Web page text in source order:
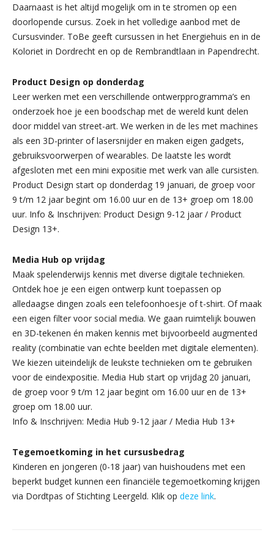
Daarnaast is het altijd mogelijk om in te stromen op een
doorlopende cursus. Zoek in het volledige aanbod met de
Cursusvinder. ToBe geeft cursussen in het Energiehuis en in de
Koloriet in Dordrecht en op de Rembrandtlaan in Papendrecht.
Product Design op donderdag
Leer werken met een verschillende ontwerpprogramma’s en
onderzoek hoe je een boodschap met de wereld kunt delen
door middel van street-art. We werken in de les met machines
als een 3D-printer of lasersnijder en maken eigen gadgets,
gebruiksvoorwerpen of wearables. De laatste les wordt
afgesloten met een mini expositie met werk van alle cursisten.
Product Design start op donderdag 19 januari, de groep voor
9 t/m 12 jaar begint om 16.00 uur en de 13+ groep om 18.00
uur. Info & Inschrijven: Product Design 9-12 jaar / Product
Design 13+.
Media Hub op vrijdag
Maak spelenderwijs kennis met diverse digitale technieken.
Ontdek hoe je een eigen ontwerp kunt toepassen op
alledaagse dingen zoals een telefoonhoesje of t-shirt. Of maak
een eigen filter voor social media. We gaan ruimtelijk bouwen
en 3D-tekenen én maken kennis met bijvoorbeeld augmented
reality (combinatie van echte beelden met digitale elementen).
We kiezen uiteindelijk de leukste technieken om te gebruiken
voor de eindexpositie. Media Hub start op vrijdag 20 januari,
de groep voor 9 t/m 12 jaar begint om 16.00 uur en de 13+
groep om 18.00 uur.
Info & Inschrijven: Media Hub 9-12 jaar / Media Hub 13+
Tegemoetkoming in het cursusbedrag
Kinderen en jongeren (0-18 jaar) van huishoudens met een
beperkt budget kunnen een financiële tegemoetkoming krijgen
via Dordtpas of Stichting Leergeld. Klik op deze link.